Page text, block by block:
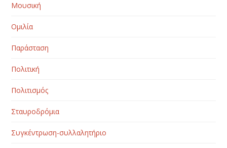
Μουσική
Ομιλία
Παράσταση
Πολιτική
Πολιτισμός
Σταυροδρόμια
Συγκέντρωση-συλλαλητήριο